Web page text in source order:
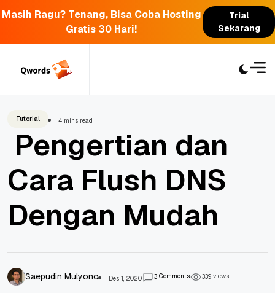
Masih Ragu? Tenang, Bisa Coba Hosting
Gratis 30 Hari!
Trial
Sekarang
Tutorial 4 mins read
Pengertian dan
Cara Flush DNS
Dengan Mudah
Saepudin Mulyono Des 1, 2020 3Comments 339views